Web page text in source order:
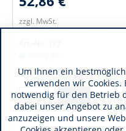
zzgl. MwSt.
1.5 Liter(35,24 € / 1 Liter)
Um Ihnen ein
verwenden wir Cookies.
notwendig für den Betrieb
dabei unser Angebot zu
anzuzeigen und unsere